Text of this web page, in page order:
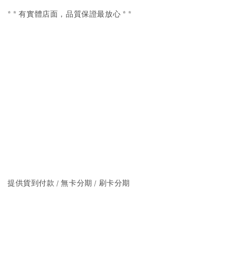
* * 有實體店面，品質保證最放心 * *
提供貨到付款 / 無卡分期 / 刷卡分期